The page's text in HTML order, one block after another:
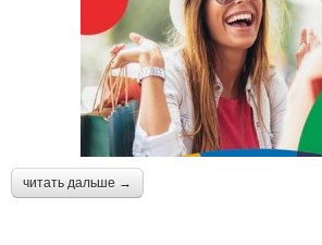
читать дальше →